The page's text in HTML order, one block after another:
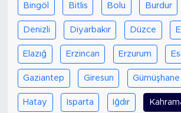
Bingöl Bitlis Bolu Burdur
Denizli Diyarbakır Düzce
Elazığ Erzincan Erzurum
Gaziantep Giresun Gümüşhane
Hatay Isparta Iğdır